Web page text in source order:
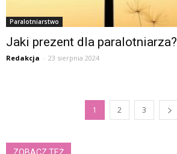
Paralotniarstwo
Jaki prezent dla paralotniarza?
Redakcja - 23 sierpnia 2024
1 2 3